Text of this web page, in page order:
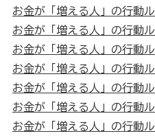
お金が「増える人」の行動
お金が「増える人」の行動
お金が「増える人」の行動
お金が「増える人」の行動
お金が「増える人」の行動
お金が「増える人」の行動
お金が「増える人」の行動